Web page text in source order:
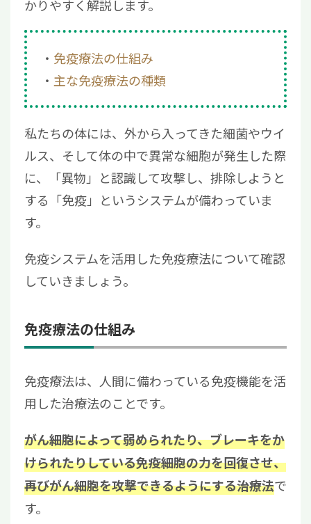
と！向き不向きの見極めが重要
かりやすく解説します。
免疫療法の仕組み
主な免疫療法の種類
私たちの体には、外から入ってきた細菌やウイ
ルス、そして体の中で異常な細胞が発生した際
に、「異物」と認識して攻撃し、排除しようと
する「免疫」というシステムが備わっていま
す。
免疫システムを活用した免疫療法について確認
していきましょう。
免疫療法の仕組み
免疫療法は、人間に備わっている免疫機能を活
用した治療法のことです。
がん細胞によって弱められたり、ブレーキをか
けられたりしている免疫細胞の力を回復させ、
再びがん細胞を攻撃できるようにする治療法で
す。